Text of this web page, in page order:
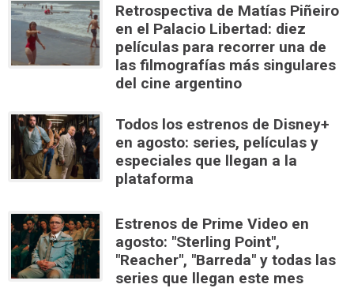
Retrospectiva de Matías Piñeiro
en el Palacio Libertad: diez
películas para recorrer una de
las filmografías más singulares
del cine argentino
Todos los estrenos de Disney+
en agosto: series, películas y
especiales que llegan a la
plataforma
Estrenos de Prime Video en
agosto: "Sterling Point",
"Reacher", "Barreda" y todas las
series que llegan este mes